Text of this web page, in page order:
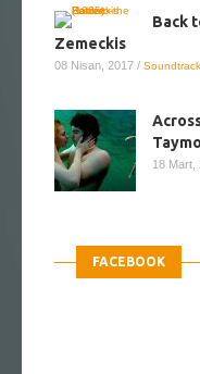
Back
Zemeckis
08 Nisan, 2017 /
18 Mart,
FACEBOOK